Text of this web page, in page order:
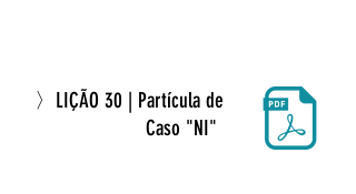
〉LIÇÃO 30 | Partícula de
Caso "NI"